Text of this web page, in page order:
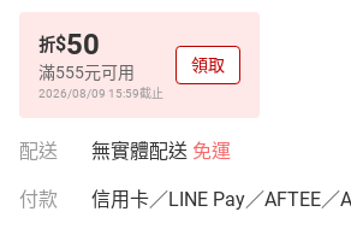
折$50
滿555元可用
2026/08/09 15:59截止
領取
配送 無實體配送 免運
付款 信用卡／LINE Pay／AFTEE／